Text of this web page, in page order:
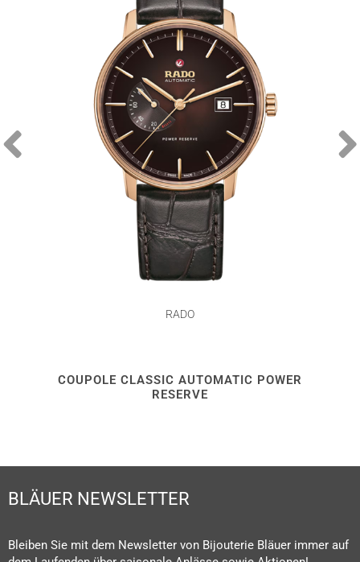
RADO
COUPOLE CLASSIC AUTOMATIC POWER
RESERVE
BLÄUER NEWSLETTER
Bleiben Sie mit dem Newsletter von Bijouterie Bläuer immer auf